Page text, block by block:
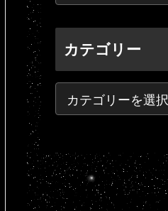
カテゴリー